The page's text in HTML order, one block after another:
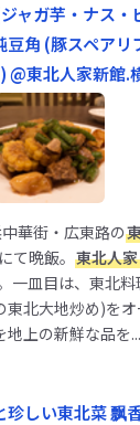
ャガ芋・ナス・
豆角 (豚スペアリ
@東北人家新館.
華街・広東路の
て晩飯。 東北人家
一皿目は、東北料
北大地炒め)をオ
地上の新鮮な品を...
しい東北菜 飘